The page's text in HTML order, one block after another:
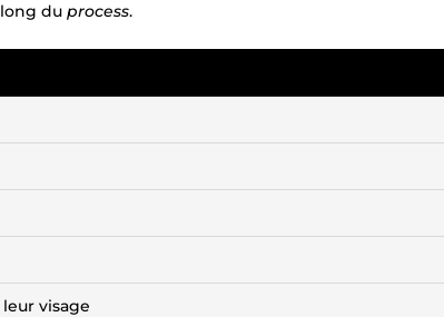
du process.
visage